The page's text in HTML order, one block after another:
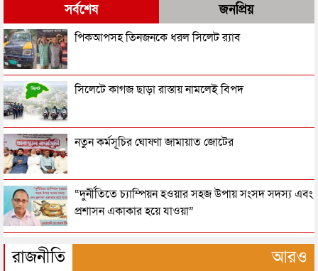
এত নৃশংসতা কীসের আলামত?
“চাঁদাবাজিতে জিরো টলারেন্স”
প্যারোলে মুক্তি ও রাষ্ট্রের প্রতিশ্রুতি
এবার রূপনগর ট্র্যাজেডি : কর্তৃপক্ষের টনক নড়বে কবে
সর্বশেষ জনপ্রিয়
পিকআপসহ তিনজনকে ধরল সিলেট র‌্যাব
সিলেটে কাগজ ছাড়া রাস্তায় নামলেই বিপদ
নতুন কর্মসূচির ঘোষণা জামায়াত জোটের
“দুর্নীতিতে চ্যাম্পিয়ন হওয়ার সহজ উপায় সংসদ সদস্য এবং
প্রশাসন একাকার হয়ে যাওয়া”
রাষ্ট্রপতি নির্বাচনের তারিখ ঘোষণা
রাজনীতি আরও